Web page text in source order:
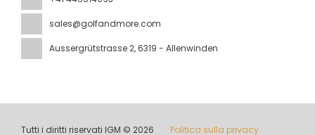
sales@golfandmore.com
Aussergrütstrasse 2, 6319 - Allenwinden
Tutti i diritti riservati IGM © 2026 Politica sulla privacy